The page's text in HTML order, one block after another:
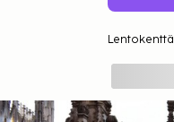
Lentokenttä